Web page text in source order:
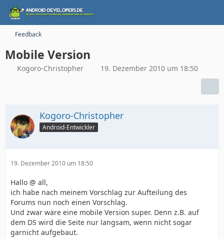
Feedback
Mobile Version
Kogoro-Christopher 19. Dezember 2010 um 18:50
Kogoro-Christopher
Android-Entwickler
19. Dezember 2010 um 18:50
Hallo @ all,
ich habe nach meinem Vorschlag zur Aufteilung des
Forums nun noch einen Vorschlag.
Und zwar wäre eine mobile Version super. Denn z.B. auf
dem DS wird die Seite nur langsam, wenn nicht sogar
garnicht aufgebaut.